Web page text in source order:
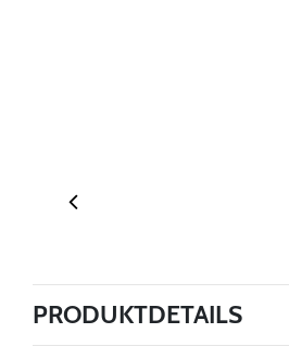
PRODUKTDETAILS